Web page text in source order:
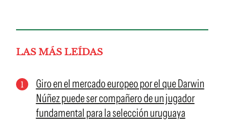
LAS MÁS LEÍDAS
Giro en el mercado europeo por el que Darwin
Núñez puede ser compañero de un jugador
fundamental para la selección uruguaya